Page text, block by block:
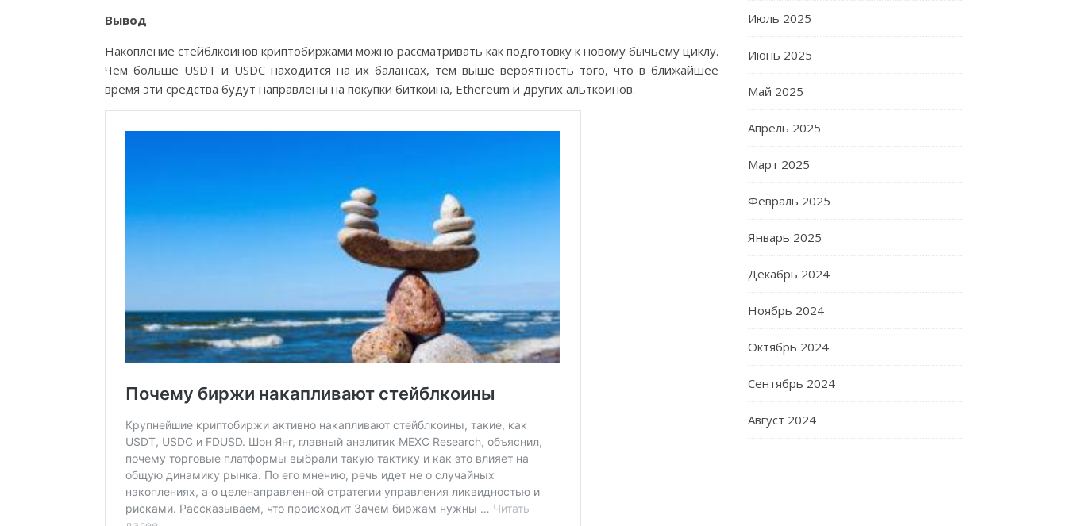
Вывод
Накопление стейблкоинов криптобиржами можно рассматривать как подготовку к новому бычьему циклу.
Чем больше USDT и USDC находится на их балансах, тем выше вероятность того, что в ближайшее
время эти средства будут направлены на покупки биткоина, Ethereum и других альткоинов.
Июль 2025
Июнь 2025
Май 2025
Апрель 2025
Март 2025
Февраль 2025
Январь 2025
Декабрь 2024
Ноябрь 2024
Октябрь 2024
Сентябрь 2024
Август 2024